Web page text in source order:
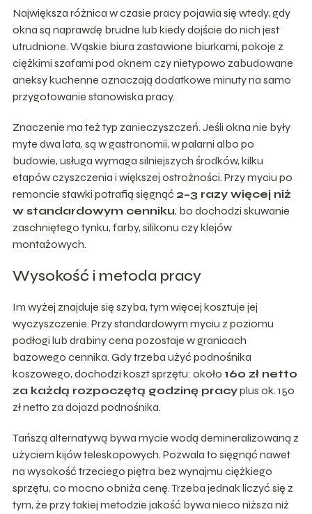
Największa różnica w czasie pracy pojawia się wtedy, gdy
okna są naprawdę brudne lub kiedy dojście do nich jest
utrudnione. Wąskie biura zastawione biurkami, pokoje z
ciężkimi szafami pod oknem czy nietypowo zabudowane
aneksy kuchenne oznaczają dodatkowe minuty na samo
przygotowanie stanowiska pracy.
Znaczenie ma też typ zanieczyszczeń. Jeśli okna nie były
myte dwa lata, są w gastronomii, w palarni albo po
budowie, usługa wymaga silniejszych środków, kilku
etapów czyszczenia i większej ostrożności. Przy myciu po
remoncie stawki potrafią sięgnąć 2–3 razy więcej niż
w standardowym cenniku, bo dochodzi skuwanie
zaschniętego tynku, farby, silikonu czy klejów
montażowych.
Wysokość i metoda pracy
Im wyżej znajduje się szyba, tym więcej kosztuje jej
wyczyszczenie. Przy standardowym myciu z poziomu
podłogi lub drabiny cena pozostaje w granicach
bazowego cennika. Gdy trzeba użyć podnośnika
koszowego, dochodzi koszt sprzętu: około 160 zł netto
za każdą rozpoczętą godzinę pracyplus ok. 150
zł netto za dojazd podnośnika.
Tańszą alternatywą bywa mycie wodą demineralizowaną z
użyciem kijów teleskopowych. Pozwala to sięgnąć nawet
na wysokość trzeciego piętra bez wynajmu ciężkiego
sprzętu, co mocno obniża cenę. Trzeba jednak liczyć się z
tym, że przy takiej metodzie jakość bywa nieco niższa niż